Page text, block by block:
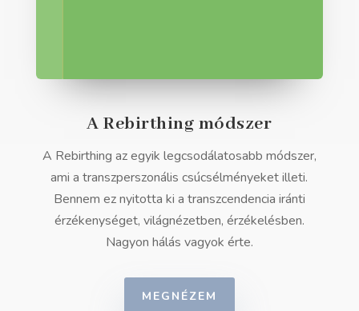
A Rebirthing módszer
A Rebirthing az egyik legcsodálatosabb módszer,
ami a transzperszonális csúcsélményeket illeti.
Bennem ez nyitotta ki a transzcendencia iránti
érzékenységet, világnézetben, érzékelésben.
Nagyon hálás vagyok érte.
MEGNÉZEM